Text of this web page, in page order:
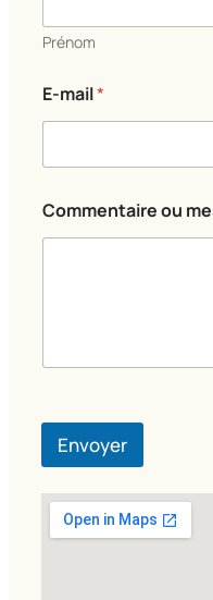
o
m
e
n
t
i
e
Prénom
E-mail*
Commentaire ou
Envoyer